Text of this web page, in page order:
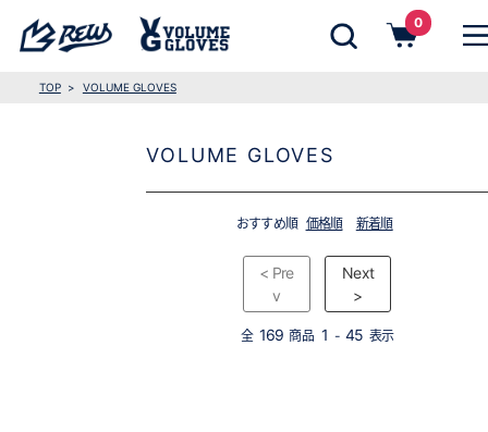
0
TOP VOLUME GLOVES
VOLUME GLOVES
おすすめ順 価格順 新着順
< Pre
v
Next
>
全 169 商品 1 - 45 表示